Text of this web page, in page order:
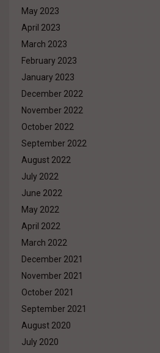
May 2023
April 2023
March 2023
February 2023
January 2023
December 2022
November 2022
October 2022
September 2022
August 2022
July 2022
June 2022
May 2022
April 2022
March 2022
December 2021
November 2021
October 2021
September 2021
August 2020
July 2020